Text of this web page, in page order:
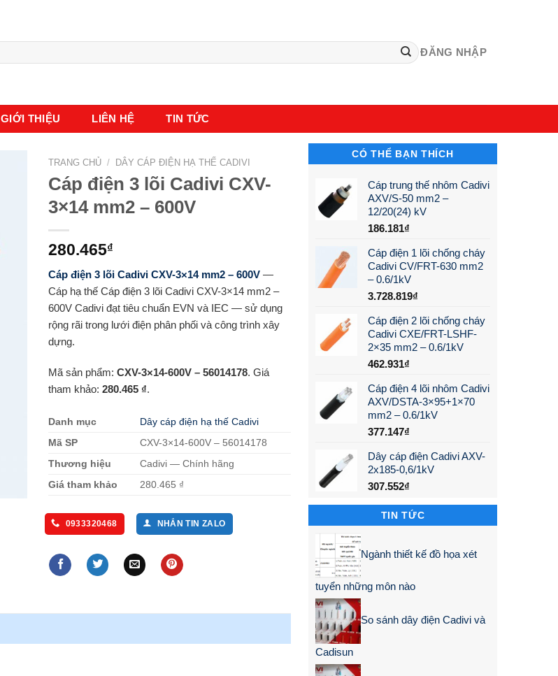
ĐĂNG NHẬP
GIỚI THIỆU LIÊN HỆ TIN TỨC
CÓ THỂ BẠN THÍCH
Cáp trung thế nhôm Cadivi
AXV/S-50 mm2 –
12/20(24) kV
186.181₫
Cáp điện 1 lõi chống cháy
Cadivi CV/FRT-630 mm2
– 0.6/1kV
3.728.819₫
Cáp điện 2 lõi chống cháy
Cadivi CXE/FRT-LSHF-
2×35 mm2 – 0.6/1kV
462.931₫
Cáp điện 4 lõi nhôm Cadivi
AXV/DSTA-3×95+1×70
mm2 – 0.6/1kV
377.147₫
Dây cáp điện Cadivi AXV-
2x185-0,6/1kV
307.552₫
TIN TỨC
Ngành thiết kế đồ họa xét
tuyển những môn nào
So sánh dây điện Cadivi và
Cadisun
TRANG CHỦ / DÂY CÁP ĐIỆN HẠ THẾ CADIVI
Cáp điện 3 lõi Cadivi CXV-
3×14 mm2 – 600V
280.465₫
Cáp điện 3 lõi Cadivi CXV-3×14 mm2 – 600V—
Cáp hạ thế Cáp điện 3 lõi Cadivi CXV-3×14 mm2 –
600V Cadivi đạt tiêu chuẩn EVN và IEC — sử dụng
rộng rãi trong lưới điện phân phối và công trình xây
dựng.
Mã sản phẩm: CXV-3×14-600V – 56014178. Giá
tham khảo: 280.465 ₫.
Danh mục
Dây cáp điện hạ thế Cadivi
Mã SP
CXV-3×14-600V – 56014178
Thương hiệu
Cadivi — Chính hãng
Giá tham khảo
280.465 ₫
0933320468 NHẮN TIN ZALO